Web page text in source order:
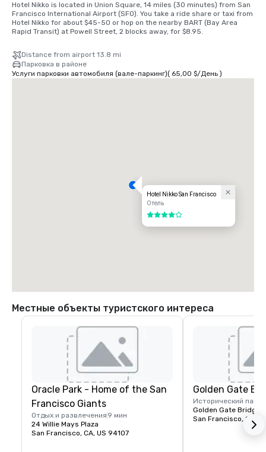
Hotel Nikko is located in Union Square, 14 miles (30 minutes) from San
Francisco International Airport (SFO). You take a ride share or taxi from
Hotel Nikko for about $45-50 or hop on the nearby BART (Bay Area
Rapid Transit) at Powell Street, 2 blocks away, for $8.95.
Distance from airport 13.8 mi
Парковка в районе
Услуги парковки автомобиля (вале-паркинг)( 65,00 $/День)
Hotel Nikko San Francisco
Отель
4 из 5
Местные объекты туристского интереса
Oracle Park - Home of the San
Francisco Giants
Отдых и развлечения 9 мин
24 Willie Mays Plaza
San Francisco, CA, US 94107
Golden Gate
Исторический
Golden Gate Bridge
San Francisco, CA,